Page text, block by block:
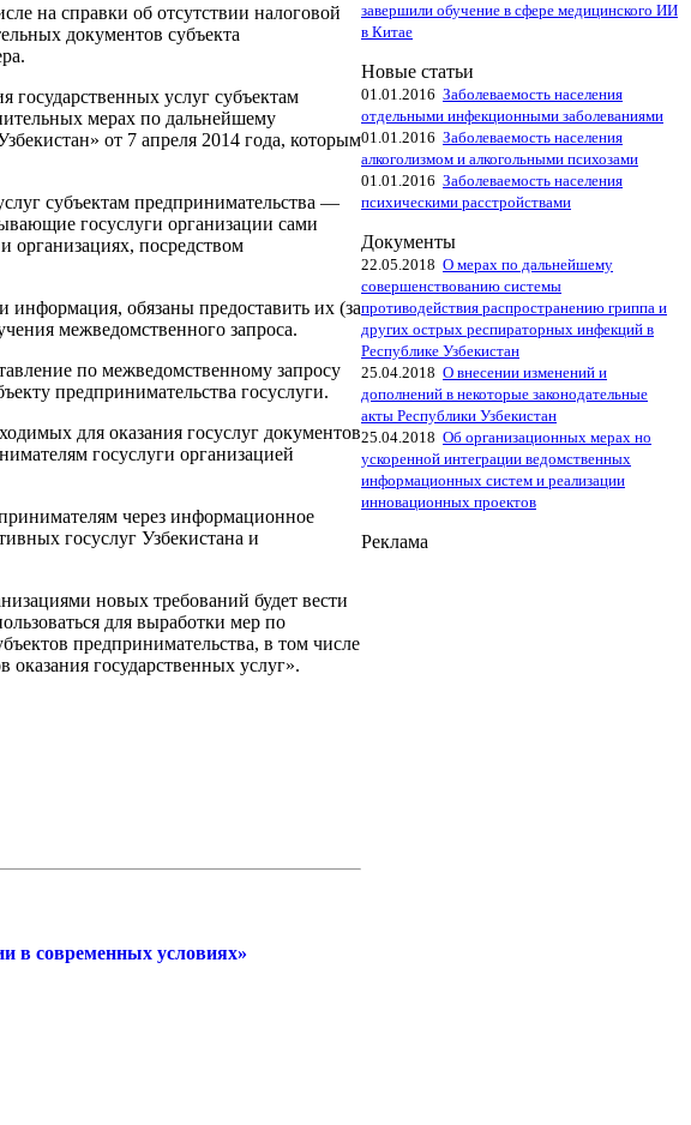
на справки об отсутствии налоговой
документов субъекта
услуг субъектам
мерах по дальнейшему
от 7 апреля 2014 года, которым
субъектам предпринимательства —
госуслуги организации сами
посредством
обязаны предоставить их (за
межведомственного запроса.
по межведомственному запросу
предпринимательства госуслуги.
для оказания госуслуг документов
госуслуги организацией
через информационное
госуслуг Узбекистана и
новых требований будет вести
для выработки мер по
предпринимательства, в том числе
государственных услуг».
в современных условиях»
завершили обучение в сфере медицинского ИИ
в Китае
Новые статьи
01.01.2016 Заболеваемость населения
отдельными инфекционными заболеваниями
01.01.2016 Заболеваемость населения
алкоголизмом и алкогольными психозами
01.01.2016 Заболеваемость населения
психическими расстройствами
Документы
22.05.2018 О мерах по дальнейшему
совершенствованию системы
противодействия распространению гриппа и
других острых респираторных инфекций в
Республике Узбекистан
25.04.2018 О внесении изменений и
дополнений в некоторые законодательные
акты Республики Узбекистан
25.04.2018 Об организационных мерах но
ускоренной интеграции ведомственных
информационных систем и реализации
инновационных проектов
Реклама